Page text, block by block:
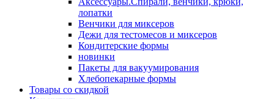
лопатки
Венчики для миксеров
Дежи для тестомесов и миксеров
Кондитерские формы
новинки
Пакеты для вакуумирования
Хлебопекарные формы
Товары со скидкой